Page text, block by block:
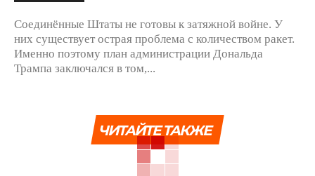
Соединённые Штаты не готовы к затяжной войне. У
них существует острая проблема с количеством ракет.
Именно поэтому план администрации Дональда
Трампа заключался в том,...
ЧИТАЙТЕ ТАКЖЕ